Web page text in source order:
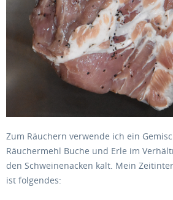
Zum Räuchern verwende ich ein
Räuchermehl Buche und Erle im
den Schweinenacken kalt. Mein
ist folgendes: